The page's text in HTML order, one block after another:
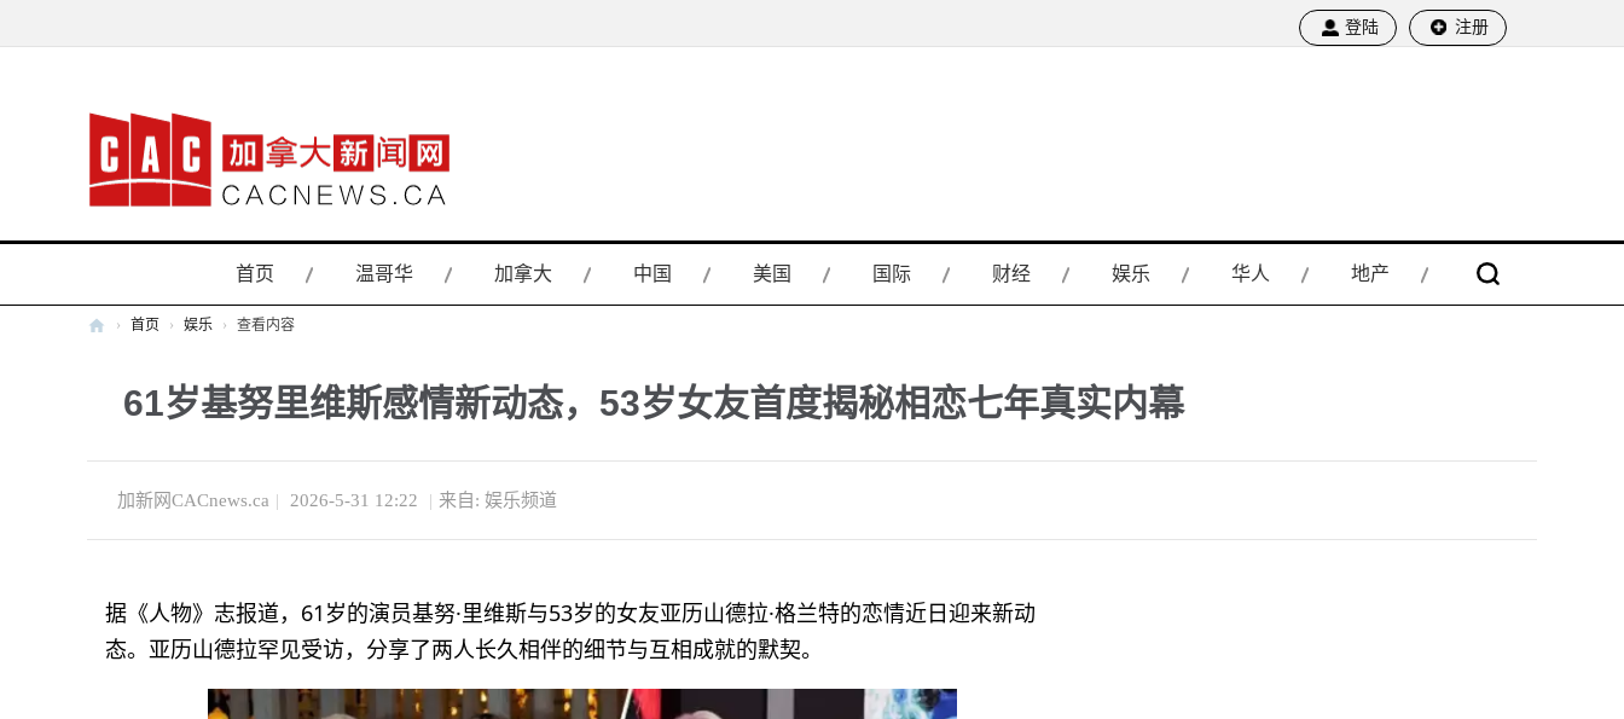
登陆 注册
首页 温哥华 加拿大 中国 美国 国际 财经 娱乐 华人 地产
新
网
› 首页 › 娱乐 › 查看内容
61岁基努里维斯感情新动态，53岁女友首度揭秘相恋七年真实内幕
加新网CACnews.ca | 2026-5-31 12:22 | 来自: 娱乐频道
据《人物》志报道，61岁的演员基努·里维斯与53岁的女友亚历山德拉·格兰特的恋情近日迎来新动
态。亚历山德拉罕见受访，分享了两人长久相伴的细节与互相成就的默契。